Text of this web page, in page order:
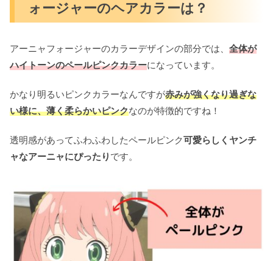
ォージャーのヘアカラーは？
アーニャフォージャーのカラーデザインの部分では、 全体が
ハイトーンのペールピンクカラーになっています。
かなり明るいピンクカラーなんですが赤みが強くなり過ぎな
い様に、薄く柔らかいピンクなのが特徴的ですね！
透明感があってふわふわしたペールピンク可愛らしくヤンチ
ャなアーニャにぴったり です。